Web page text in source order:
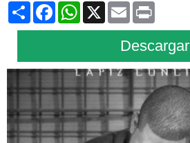
ShareFacebookWhatsApp
X Email
Descargar